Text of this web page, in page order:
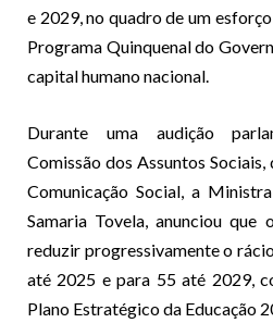
e 2029, no quadro de um
Programa Quinquenal do
capital humano nacional.
Durante uma audição
Comissão dos Assuntos
Comunicação Social, a
Samaria Tovela, anunciou
reduzir progressivamente o
até 2025 e para 55 até 2029,
Plano Estratégico da Educação